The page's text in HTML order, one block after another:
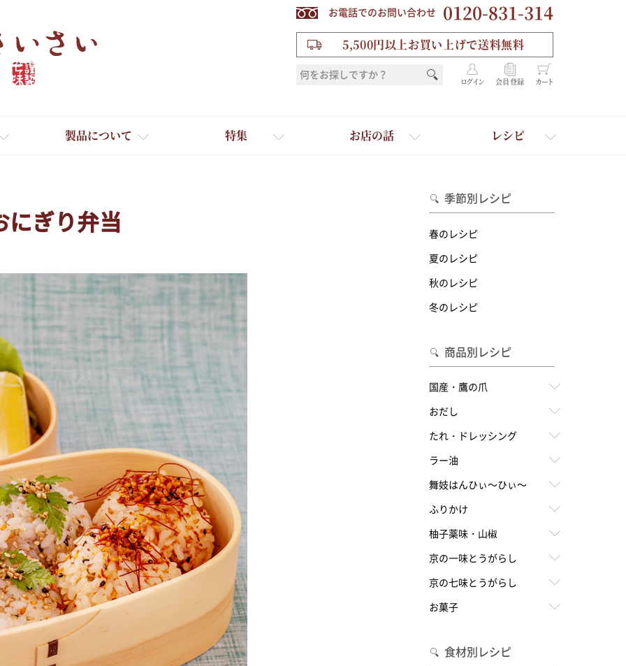
お電話でのお問い合わせ 0120-831-314
5,500円以上お買い上げで送料無料
ログイン 会員登録 カート
たれ・ドレッシング
おだし
国産・鷹の爪
送料無料
料理に合わせて一味・七味を選ぶ
お土産・ギフト 贈る人に合わせて一味・七味を選ぶ
とうがらしの辛さ別に一味・七味を選ぶ
製品について 特集 お店の話 レシピ
にぎり弁当
季節別レシピ
春のレシピ
夏のレシピ
秋のレシピ
冬のレシピ
商品別レシピ
国産・鷹の爪
おだし
たれ・ドレッシング
ラー油
舞妓はんひぃ～ひぃ～
ふりかけ
柚子薬味・山椒
京の一味とうがらし
京の七味とうがらし
お菓子
食材別レシピ